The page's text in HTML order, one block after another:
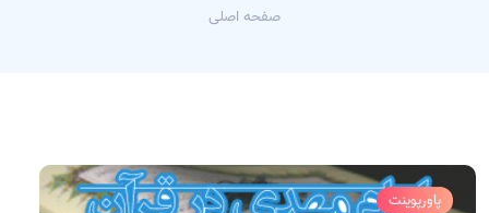
صفحه اصلی
پاورپوینت